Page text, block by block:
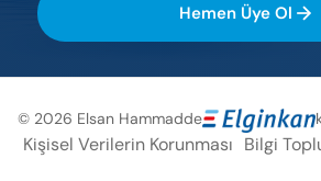
Elsan Hammadde,bir ELGİNKAN
Hemen Üye Ol
© 2026 Elsan Hammadde
Kişisel Verilerin Korunması Bilgi